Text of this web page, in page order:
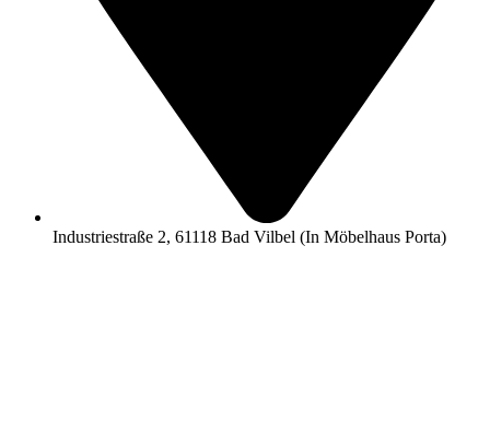
Industriestraße 2, 61118 Bad Vilbel (In Möbelhaus Porta)